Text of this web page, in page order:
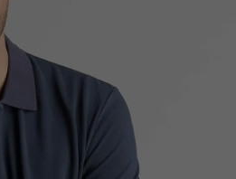
7
chaqueta
9
poleron
abrigo